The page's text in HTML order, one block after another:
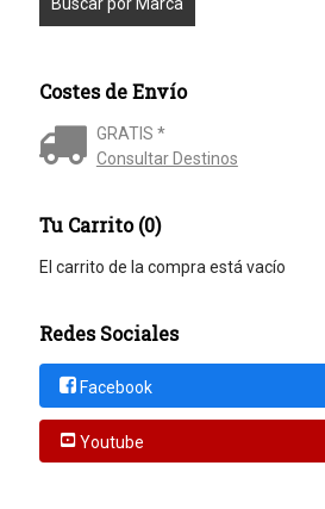
Costes de Envío
GRATIS *
Consultar Destinos
Tu Carrito (0)
El carrito de la compra está vacío
Redes Sociales
Facebook
Youtube